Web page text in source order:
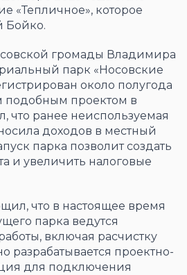
«Тепличное», которое
Бойко.
громады Владимира
парк «Носовские
около полугода
подобным проектом в
что ранее неиспользуемая
доходов в местный
парка позволит создать
и увеличить налоговые
что в настоящее время
парка ведутся
включая расчистку
разрабатывается проектно-
для подключения